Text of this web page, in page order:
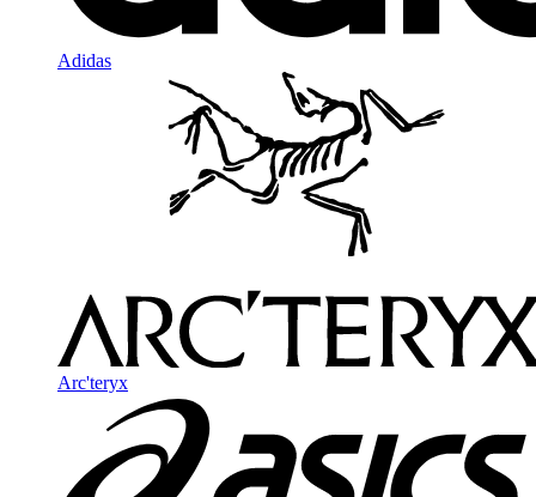
Adidas
Arc'teryx